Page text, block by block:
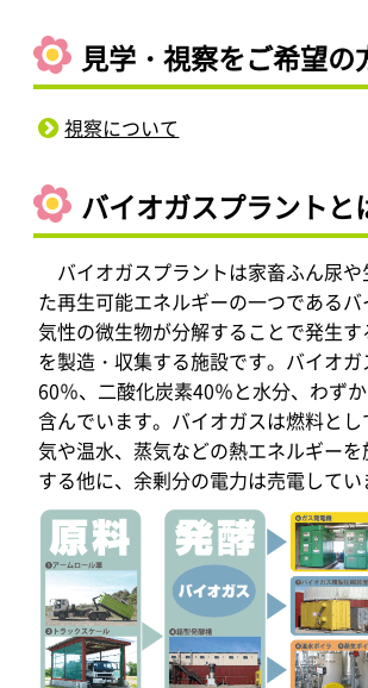
見学・視察をご希望の
視察について
バイオガスプラントと
バイオガスプラントは家畜ふん尿や
た再生可能エネルギーの一つである
気性の微生物が分解することで発生
を製造・収集する施設です。バイオ
60％、二酸化炭素40％と水分、わず
含んでいます。バイオガスは燃料と
気や温水、蒸気などの熱エネルギー
する他に、余剰分の電力は売電してい